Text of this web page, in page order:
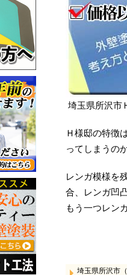
埼玉県所沢市
Ｈ様邸の特徴
ってしまうの
レンガ模様を
合、レンガ凹
もう一つレン
埼玉県所沢市